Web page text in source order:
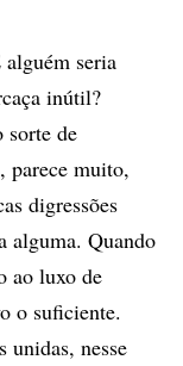
seria
inútil?
sorte de
parece muito,
digressões
alguma. Quando
ao luxo de
o suficiente.
unidas, nesse